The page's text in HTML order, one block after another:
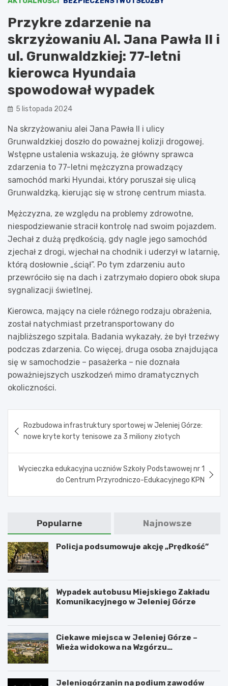
Przykre zdarzenie na
skrzyżowaniu Al. Jana Pawła II i
ul. Grunwaldzkiej: 77-letni
kierowca Hyundaia
spowodował wypadek
5 listopada 2024
Na skrzyżowaniu alei Jana Pawła II i ulicy
Grunwaldzkiej doszło do poważnej kolizji drogowej.
Wstępne ustalenia wskazują, że główny sprawca
zdarzenia to 77-letni mężczyzna prowadzący
samochód marki Hyundai, który poruszał się ulicą
Grunwaldzką, kierując się w stronę centrum miasta.
Mężczyzna, ze względu na problemy zdrowotne,
niespodziewanie stracił kontrolę nad swoim pojazdem.
Jechał z dużą prędkością, gdy nagle jego samochód
zjechał z drogi, wjechał na chodnik i uderzył w latarnię,
którą dosłownie „ściął”. Po tym zdarzeniu auto
przewróciło się na dach i zatrzymało dopiero obok słupa
sygnalizacji świetlnej.
Kierowca, mający na ciele różnego rodzaju obrażenia,
został natychmiast przetransportowany do
najbliższego szpitala. Badania wykazały, że był trzeźwy
podczas zdarzenia. Co więcej, druga osoba znajdująca
się w samochodzie – pasażerka – nie doznała
poważniejszych uszkodzeń mimo dramatycznych
okoliczności.
wpisu
Rozbudowa infrastruktury sportowej w Jeleniej Górze:
nowe kryte korty tenisowe za 3 miliony złotych
Wycieczka edukacyjna uczniów Szkoły Podstawowej nr 1
do Centrum Przyrodniczo-Edukacyjnego KPN
Popularne Najnowsze
Policja podsumowuje akcję „Prędkość”
Wypadek autobusu Miejskiego Zakładu
Komunikacyjnego w Jeleniej Górze
Ciekawe miejsca w Jeleniej Górze –
Wieża widokowa na Wzgórzu
Jeleniogórzanin na podium zawodów